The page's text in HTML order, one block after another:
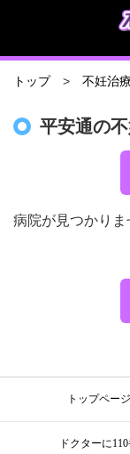
トップ 不妊治
平安通の
病院が見つかりま
トップページ
ドクターに